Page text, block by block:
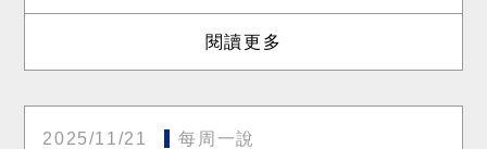
閱讀更多
2025/11/21 每周一說